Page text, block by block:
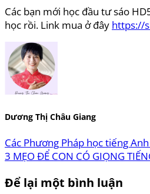
Các bạn mới học đầu tư sáo
học rồi. Link mua ở đây https://
Dương Thị Châu Giang
Các Phương Pháp học tiếng
3 MẸO ĐỂ CON CÓ GIỌNG
Để lại một bình luận